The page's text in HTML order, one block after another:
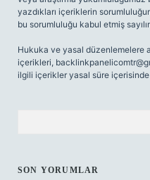
yazdıkları içeriklerin
bu sorumluluğu kabul etmiş
Hukuka ve yasal düzenlemelere
içerikleri,
ilgili içerikler yasal süre içerisinde
SON YORUMLAR